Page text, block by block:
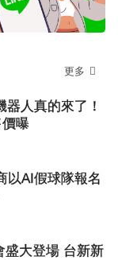
更多
人真的來了！
曝
以AI假球隊報名
盛大登場 台新新